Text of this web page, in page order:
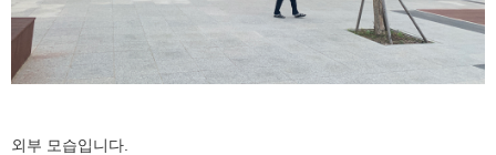
외부 모습입니다.